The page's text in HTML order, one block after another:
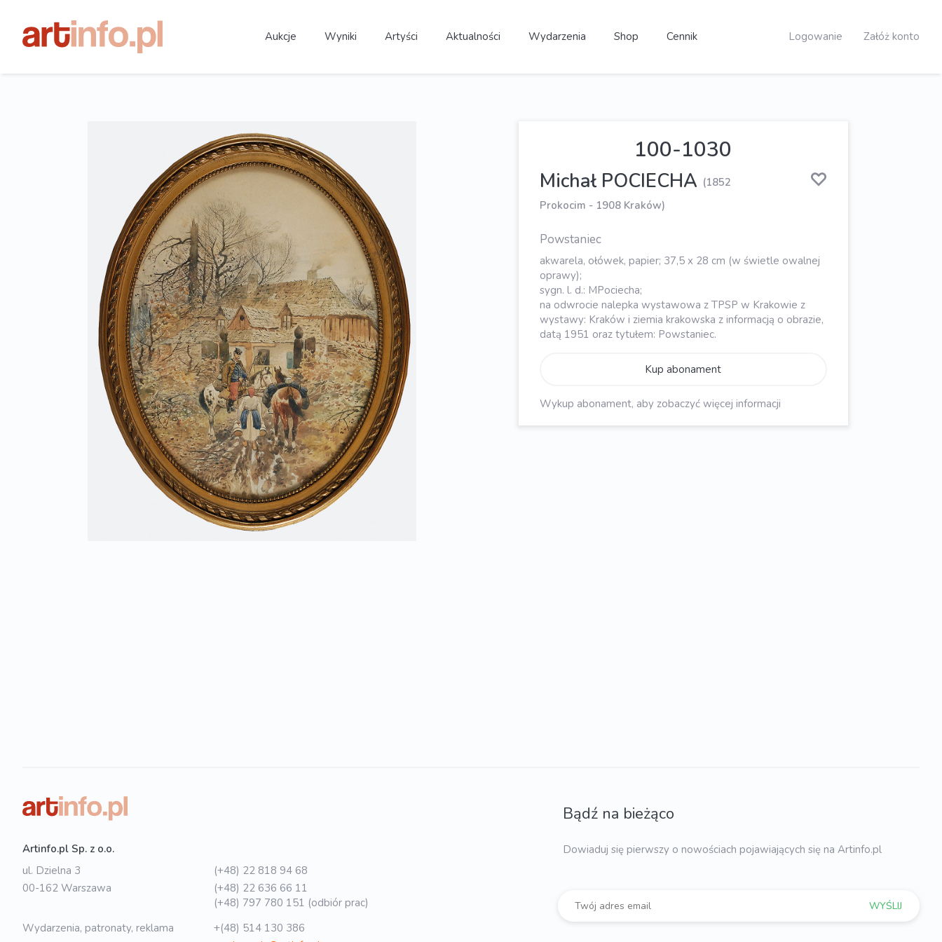
Aukcje Wyniki Artyści Aktualności Wydarzenia Shop Cennik Logowanie Załóż konto
100-1030
Michał POCIECHA (1852
Prokocim - 1908 Kraków)
Powstaniec
akwarela, ołówek, papier; 37,5 x 28 cm (w świetle owalnej
oprawy);
sygn. l. d.: MPociecha;
na odwrocie nalepka wystawowa z TPSP w Krakowie z
wystawy: Kraków i ziemia krakowska z informacją o obrazie,
datą 1951 oraz tytułem: Powstaniec.
Kup abonament
Wykup abonament, aby zobaczyć więcej informacji
Artinfo.pl Sp. z o.o.
ul. Dzielna 3
00-162 Warszawa
(+48) 22 818 94 68
(+48) 22 636 66 11
(+48) 797 780 151 (odbiór prac)
Wydarzenia, patronaty, reklama
+(48) 514 130 386
Bądź na bieżąco
Dowiaduj się pierwszy o nowościach pojawiających się na Artinfo.pl
WYŚLIJ